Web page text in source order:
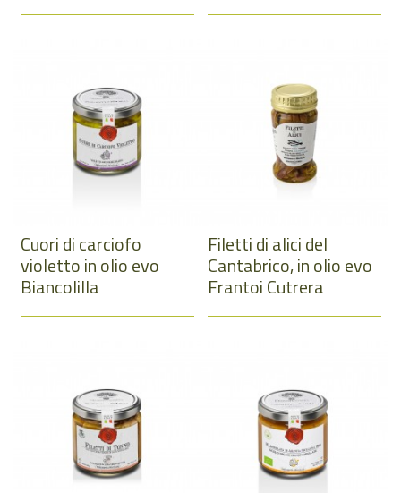
Cuori di carciofo
violetto in olio evo
Biancolilla
Filetti di alici del
Cantabrico, in olio evo
Frantoi Cutrera